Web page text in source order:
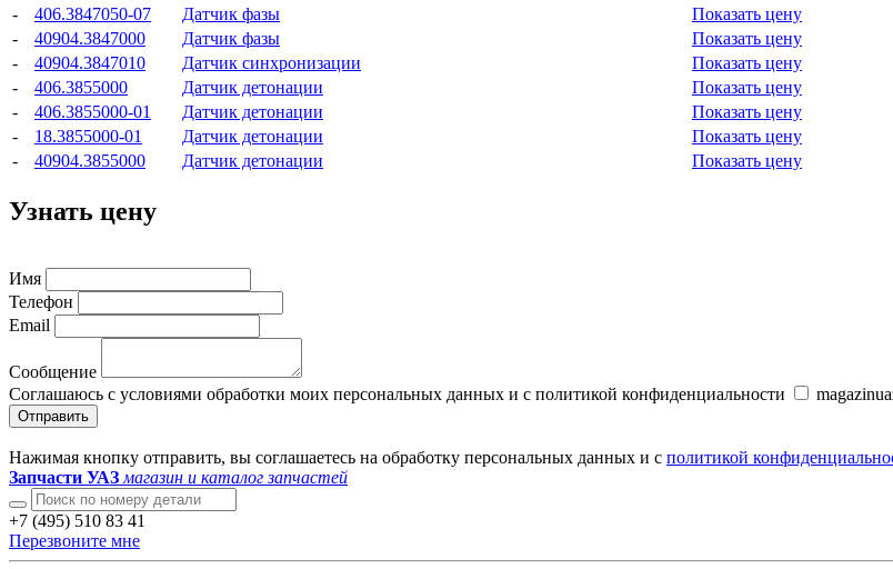
-
406.3847050-07 Датчик фазы
Показать цену
-
40904.3847000 Датчик фазы
Показать цену
-
40904.3847010 Датчик синхронизации
Показать цену
-
406.3855000 Датчик детонации
Показать цену
-
406.3855000-01 Датчик детонации
Показать цену
-
18.3855000-01 Датчик детонации
Показать цену
-
40904.3855000 Датчик детонации Показать цену
Узнать цену
Имя
Телефон
Email
Сообщение
Соглашаюсь с условиями обработки моих персональных данных и с политикой конфиденциальности
Отправить
Нажимая кнопку отправить, вы соглашаетесь на обработку персональных данных и с политикой
Запчасти УАЗ магазин и каталог запчастей
+7 (495) 510 83 41
Перезвоните мне